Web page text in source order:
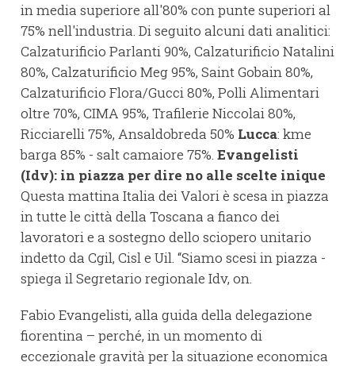
in media superiore all'80% con punte superiori al
75% nell'industria. Di seguito alcuni dati analitici:
Calzaturificio Parlanti 90%, Calzaturificio Natalini
80%, Calzaturificio Meg 95%, Saint Gobain 80%,
Calzaturificio Flora/Gucci 80%, Polli Alimentari
oltre 70%, CIMA 95%, Trafilerie Niccolai 80%,
Ricciarelli 75%, Ansaldobreda 50% Lucca: kme
barga 85% - salt camaiore 75%. Evangelisti
(Idv): in piazza per dire no alle scelte inique
Questa mattina Italia dei Valori è scesa in piazza
in tutte le città della Toscana a fianco dei
lavoratori e a sostegno dello sciopero unitario
indetto da Cgil, Cisl e Uil. “Siamo scesi in piazza -
spiega il Segretario regionale Idv, on.
Fabio Evangelisti, alla guida della delegazione
fiorentina – perché, in un momento di
eccezionale gravità per la situazione economica